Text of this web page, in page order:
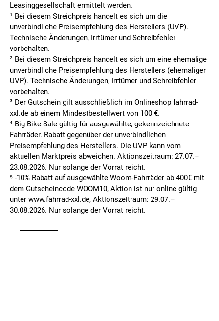
Leasinggesellschaft ermittelt werden.
¹ Bei diesem Streichpreis handelt es sich um die
unverbindliche Preisempfehlung des Herstellers (UVP).
Technische Änderungen, Irrtümer und Schreibfehler
vorbehalten.
² Bei diesem Streichpreis handelt es sich um eine ehemalige
unverbindliche Preisempfehlung des Herstellers (ehemaliger
UVP). Technische Änderungen, Irrtümer und Schreibfehler
vorbehalten.
³ Der Gutschein gilt ausschließlich im Onlineshop fahrrad-
xxl.de ab einem Mindestbestellwert von 100 €.
⁴ Big Bike Sale gültig für ausgewählte, gekennzeichnete
Fahrräder. Rabatt gegenüber der unverbindlichen
Preisempfehlung des Herstellers. Die UVP kann vom
aktuellen Marktpreis abweichen. Aktionszeitraum: 27.07.–
23.08.2026. Nur solange der Vorrat reicht.
⁵ -10% Rabatt auf ausgewählte Woom-Fahrräder ab 400€ mit
dem Gutscheincode WOOM10, Aktion ist nur online gültig
unter www.fahrrad-xxl.de, Aktionszeitraum: 29.07.–
30.08.2026. Nur solange der Vorrat reicht.